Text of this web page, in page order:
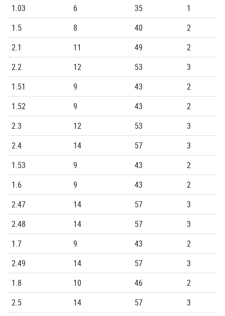
1.03
6 35
1
1.5
8 40
2
2.1
11 49
2
2.2
12 53
3
1.51
9 43
2
1.52
9 43
2
2.3
12 53
3
2.4
14 57
3
1.53
9 43
2
1.6
9 43
2
2.47
14 57
3
2.48
14 57
3
1.7
9 43
2
2.49
14 57
3
1.8
10 46
2
2.5
14 57 3